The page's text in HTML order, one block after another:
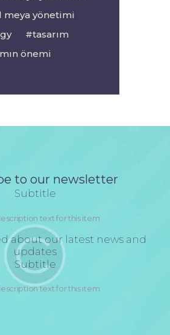
meya yönetimi
tasarım
önemi
to our newsletter
Subtitle
text for this item
about our latest news and
updates
Subtitle
text for this item